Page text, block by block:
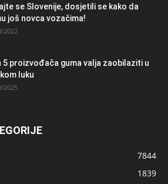
se Slovenije, dosjetili se kako da
još novca vozačima!
2022
5 proizvođača guma valja zaobilaziti u
luku
2025
7844
1839